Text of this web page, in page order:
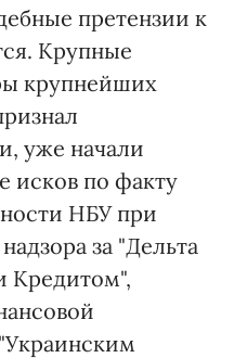
претензии к
Крупные
крупнейших
уже начали
исков по факту
НБУ при
за "Дельта
Кредитом",